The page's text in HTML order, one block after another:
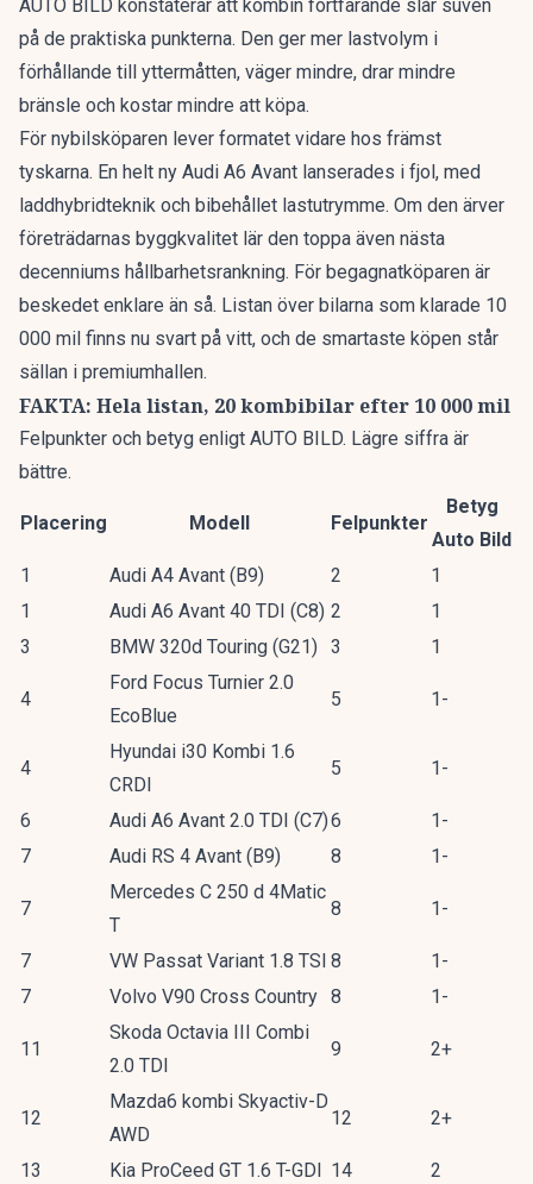
AUTO BILD konstaterar att kombin fortfarande slår suven
på de praktiska punkterna. Den ger mer lastvolym i
förhållande till yttermåtten, väger mindre, drar mindre
bränsle och kostar mindre att köpa.
För nybilsköparen lever formatet vidare hos främst
tyskarna. En helt ny Audi A6 Avant lanserades i fjol, med
laddhybridteknik och bibehållet lastutrymme. Om den ärver
företrädarnas byggkvalitet lär den toppa även nästa
decenniums hållbarhetsrankning. För begagnatköparen är
beskedet enklare än så. Listan över bilarna som klarade 10
000 mil finns nu svart på vitt, och de smartaste köpen står
sällan i premiumhallen.
FAKTA: Hela listan, 20 kombibilar efter 10 000 mil
Felpunkter och betyg enligt AUTO BILD. Lägre siffra är
bättre.
Placering Modell Felpunkter
Betyg
Auto Bild
1
Audi A4 Avant (B9) 2
1
1
Audi A6 Avant 40 TDI (C8) 2
1
3
BMW 320d Touring (G21) 3 1
4
Ford Focus Turnier 2.0
EcoBlue
5 1-
4
Hyundai i30 Kombi 1.6
CRDI
5 1-
6 Audi A6 Avant 2.0 TDI (C7)6
1-
7
Audi RS 4 Avant (B9) 8 1-
7
Mercedes C 250 d 4Matic
T
8 1-
7 VW Passat Variant 1.8 TSI 8
1-
7
Volvo V90 Cross Country 8 1-
11
Skoda Octavia III Combi
2.0 TDI
9 2+
12
Mazda6 kombi Skyactiv-D
AWD
12 2+
13 Kia ProCeed GT 1.6 T-GDI 14 2